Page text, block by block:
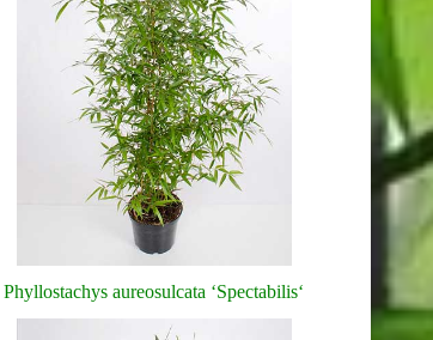
Phyllostachys aureosulcata ‘Spectabilis‘